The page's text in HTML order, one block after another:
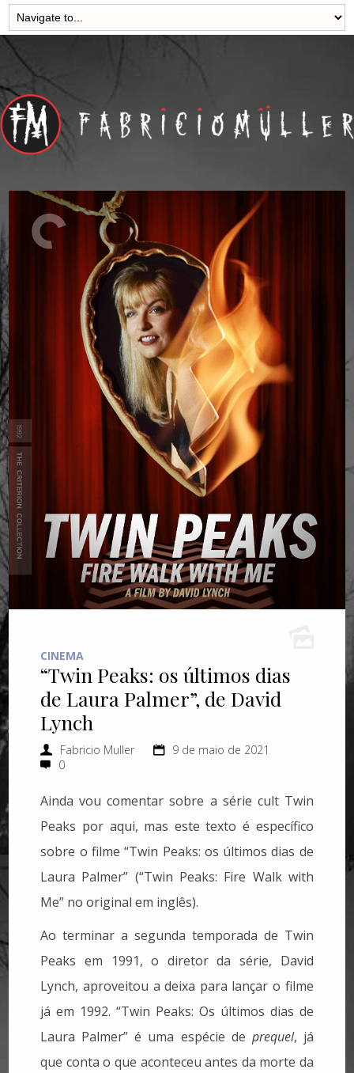
CINEMA
“Twin Peaks: os últimos dias
de Laura Palmer”, de David
Lynch
Fabricio Muller
9 de maio de 2021
0
Ainda vou comentar sobre a série cult Twin
Peaks por aqui, mas este texto é específico
sobre o filme “Twin Peaks: os últimos dias de
Laura Palmer” (“Twin Peaks: Fire Walk with
Me” no original em inglês).
Ao terminar a segunda temporada de Twin
Peaks em 1991, o diretor da série, David
Lynch, aproveitou a deixa para lançar o filme
já em 1992. “Twin Peaks: Os últimos dias de
Laura Palmer” é uma espécie de prequel, já
que conta o que aconteceu antes da morte da